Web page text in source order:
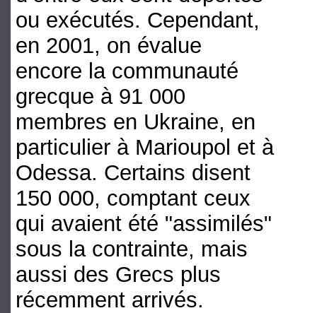
ou exécutés. Cependant,
en 2001, on évalue
encore la communauté
grecque à 91 000
membres en Ukraine, en
particulier à Marioupol et à
Odessa. Certains disent
150 000, comptant ceux
qui avaient été "assimilés"
sous la contrainte, mais
aussi des Grecs plus
récemment arrivés.